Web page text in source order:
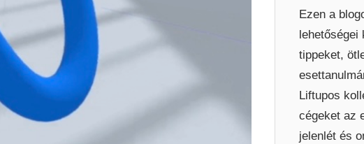
Ezen a
tippeket,
Liftupos
cégeket az
jelenlét és